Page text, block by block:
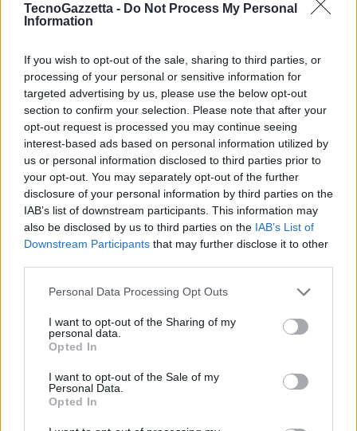
TecnoGazzetta - Do Not Process My Personal
Information
If you wish to opt-out of the sale, sharing to third parties, or
processing of your personal or sensitive information for
targeted advertising by us, please use the below opt-out
section to confirm your selection. Please note that after your
opt-out request is processed you may continue seeing
interest-based ads based on personal information utilized by
us or personal information disclosed to third parties prior to
your opt-out. You may separately opt-out of the further
disclosure of your personal information by third parties on the
IAB’s list of downstream participants. This information may
also be disclosed by us to third parties on the IAB’s List of
Downstream Participants that may further disclose it to other
Personal Data Processing Opt Outs
I want to opt-out of the Sharing of my
personal data.
Opted In
I want to opt-out of the Sale of my
Personal Data.
Opted In
modello offre inoltre la navigazione veicolare e pedonale gratuita
applicazione dedicata Drive
, è sufficiente mettersi al volante per
lasciarsi guidare fino alla destinazione selezionata. I video possono
essere visualizzati anche nel formato widescreen 16:9. e, siccome il
Nokia N9 è anche il primo smartphone al mondo con decodifica
Dolby Digital Pluse tecnologia di post-processing Dolby
Headphone, anche l’esperienza audio è eccellente con qualunque
tipo di auricolari.
L’attuale linea smartphone di Nokia è basata sulframework Qt
attualmente utilizzato da oltre 100 milioni di dispositivi Nokia in
rapida crescita come quelli dell’area Asia-Pacifico. Cogliendo questa
tendenza Nokia baserà su Qt lo sviluppo delle applicazioni che
connetteranno a internet il prossimo miliardo di utenti, moltiplicando
pertanto per gli sviluppatori la possibilità di distribuzione dei
prodotti e le conseguenti opportunità che ne scaturiscono.